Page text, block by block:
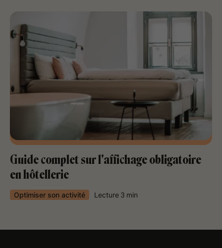
Guide complet sur l'affichage obligatoire
en hôtellerie
Optimiser son activité Lecture 3 min